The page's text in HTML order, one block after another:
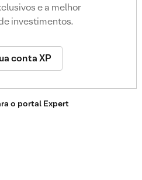
e a melhor
investimentos.
conta XP
o portal Expert